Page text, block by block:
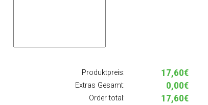
Produktpreis: 17,60€
Extras Gesamt: 0,00€
Order total: 17,60€